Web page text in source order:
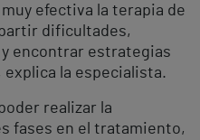
efectiva la terapia de
dificultades,
encontrar estrategias
explica la especialista.
realizar la
fases en el tratamiento,